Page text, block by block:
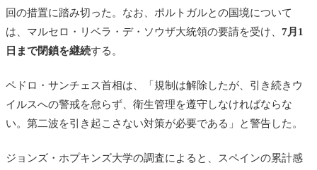
回の措置に踏み切った。なお、ポルトガルとの国境について
は、 マルセロ・リベラ・デ・ソウザ大統領の要請を受け、 7月1
日まで閉鎖を継続する。
ペドロ・サンチェス首相は、「規制は解除したが、引き続きウ
イルスへの警戒を怠らず、衛生管理を遵守しなければならな
い。第二波を引き起こさない対策が必要である」と警告した。
ジョンズ・ホプキンズ大学の調査によると、スペインの累計感